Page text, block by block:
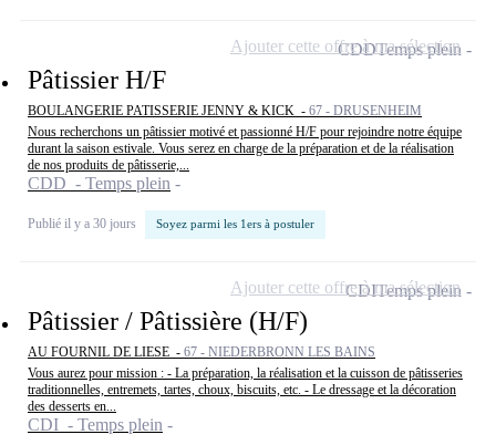
Pâtissier H/F
BOULANGERIE PATISSERIE JENNY & KICK - 67 - DRUSENHEIM
Nous recherchons un pâtissier motivé et passionné H/F pour rejoindre notre équipe
durant la saison estivale. Vous serez en charge de la préparation et de la réalisation
de nos produits de pâtisserie,...
CDD - Temps plein
Publié il y a 30 jours Soyez parmi les 1ers à postuler
CDDTemps plein
Ajouter cette offre à ma sélection
Pâtissier / Pâtissière (H/F)
AU FOURNIL DE LIESE - 67 - NIEDERBRONN LES BAINS
Vous aurez pour mission : - La préparation, la réalisation et la cuisson de pâtisseries
traditionnelles, entremets, tartes, choux, biscuits, etc. - Le dressage et la décoration
des desserts en...
CDI - Temps plein
CDITemps plein
Ajouter cette offre à ma sélection